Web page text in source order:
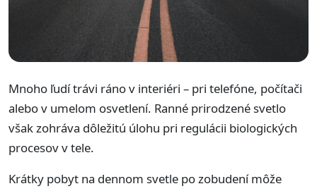
Mnoho ľudí trávi ráno v interiéri – pri telefóne, počítači
alebo v umelom osvetlení. Ranné prirodzené svetlo
však zohráva dôležitú úlohu pri regulácii biologických
procesov v tele.
Krátky pobyt na dennom svetle po zobudení môže